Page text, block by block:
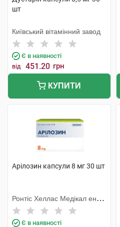
шт
Київський вітамінний завод
Є в наявності
від 451.20 грн
КУПИТИ
Арілозин капсули 8 мг 30 шт
Ронтіс Хеллас Медікал енд
Фармасьютікал Продактс
С.А.
Є в наявності